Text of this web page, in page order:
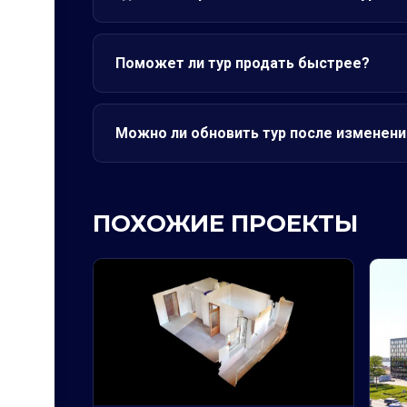
Поможет ли тур продать быстрее?
Можно ли обновить тур после
ПОХОЖИЕ ПРОЕКТЫ